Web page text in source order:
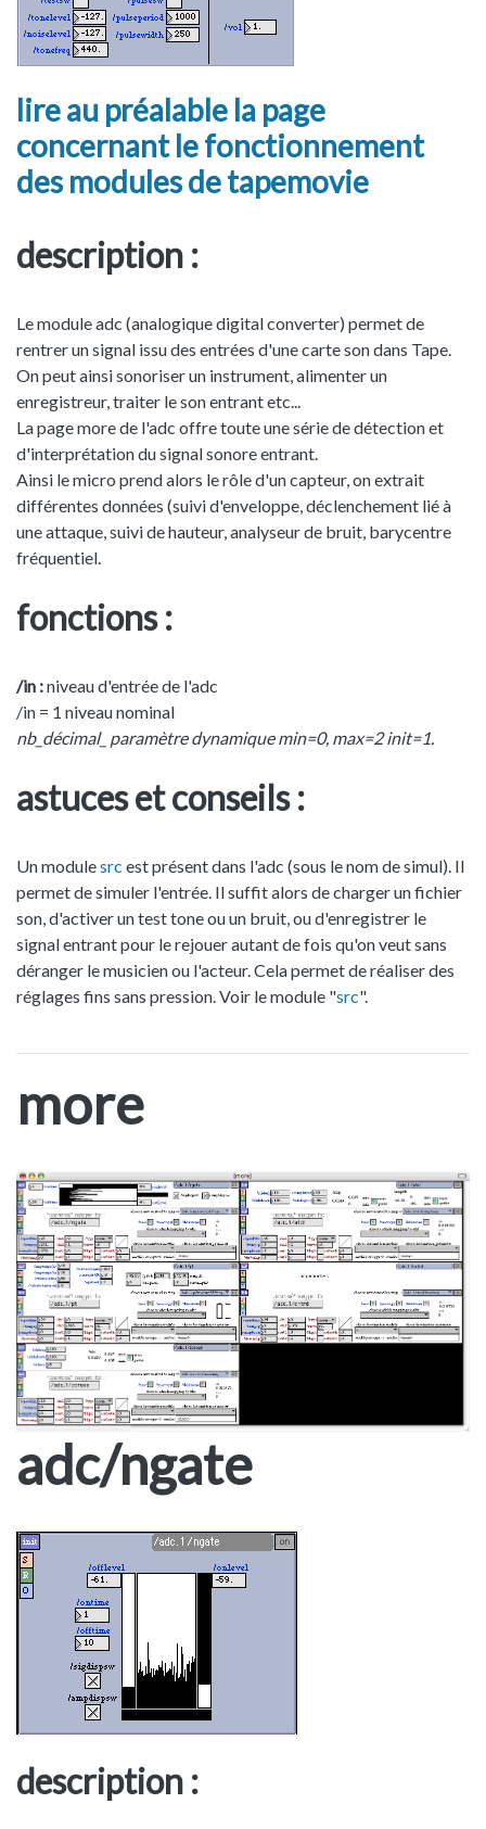
lire au préalable la page
concernant le fonctionnement
des modules de tapemovie
description :
Le module adc (analogique digital converter) permet de
rentrer un signal issu des entrées d'une carte son dans Tape.
On peut ainsi sonoriser un instrument, alimenter un
enregistreur, traiter le son entrant etc...
La page more de l'adc offre toute une série de détection et
d'interprétation du signal sonore entrant.
Ainsi le micro prend alors le rôle d'un capteur, on extrait
différentes données (suivi d'enveloppe, déclenchement lié à
une attaque, suivi de hauteur, analyseur de bruit, barycentre
fréquentiel.
fonctions :
/in :niveau d'entrée de l'adc
/in = 1 niveau nominal
nb_décimal_ paramètre dynamique min=0, max=2 init=1.
astuces et conseils :
Un modulesrc est présent dans l'adc (sous le nom de simul). Il
permet de simuler l'entrée. Il suffit alors de charger un fichier
son, d'activer un test tone ou un bruit, ou d'enregistrer le
signal entrant pour le rejouer autant de fois qu'on veut sans
déranger le musicien ou l'acteur. Cela permet de réaliser des
réglages fins sans pression. Voir le module "src".
more
adc/ngate
description :